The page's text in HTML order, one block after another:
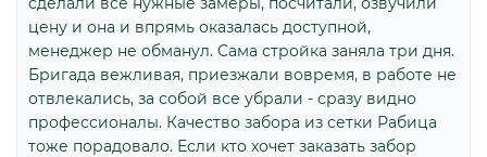
цену и она и впрямь оказалась доступной,
менеджер не обманул. Сама стройка заняла три дня.
Бригада вежливая, приезжали вовремя, в работе не
отвлекались, за собой все убрали - сразу видно
профессионалы. Качество забора из сетки Рабица
тоже порадовало. Если кто хочет заказать забор